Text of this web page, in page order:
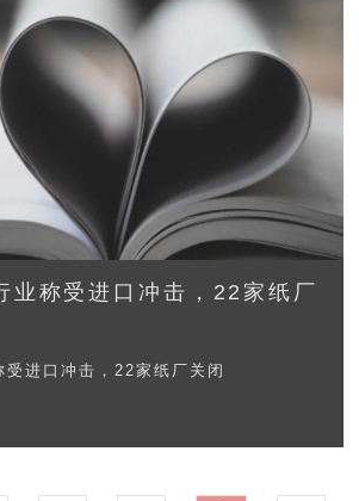
业称受进口冲击，22家纸厂
受进口冲击，22家纸厂关闭